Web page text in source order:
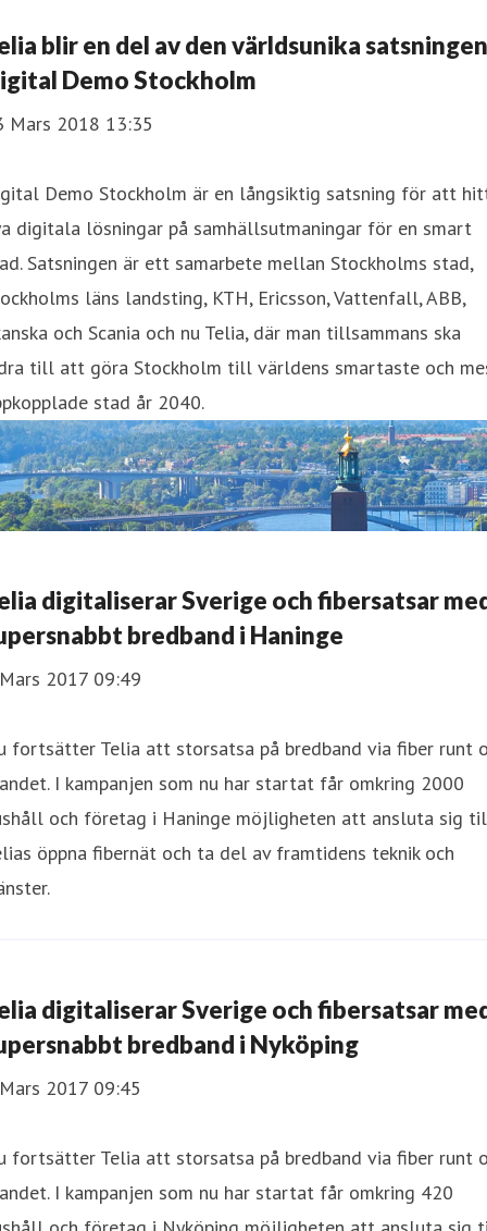
blir en del av den världsunika satsningen
Demo Stockholm
Mars 2018 13:35
Demo Stockholm är en långsiktig satsning för att
digitala lösningar på samhällsutmaningar för en smart
Satsningen är ett samarbete mellan Stockholms stad,
läns landsting, KTH, Ericsson, Vattenfall, ABB,
och Scania och nu Telia, där man tillsammans ska
till att göra Stockholm till världens smartaste och
stad år 2040.
digitaliserar Sverige och fibersatsar
bredband i Haninge
2017 09:49
fortsätter Telia att storsatsa på bredband via fiber runt
I kampanjen som nu har startat får omkring 2000
och företag i Haninge möjligheten att ansluta sig
öppna fibernät och ta del av framtidens teknik och
digitaliserar Sverige och fibersatsar
bredband i Nyköping
2017 09:45
fortsätter Telia att storsatsa på bredband via fiber runt
I kampanjen som nu har startat får omkring 420